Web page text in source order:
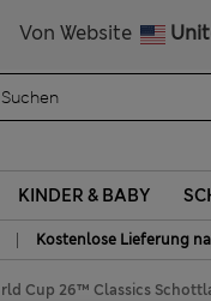
Von Website
KINDER & BABY
|
Kostenlose Lieferung
Cup 26™ Classics